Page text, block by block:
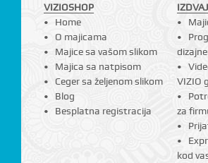
VIZIOSHOP
Home
O majicama
Majice sa vašom slikom
Majica sa natpisom
Ceger sa željenom slikom
Blog
Besplatna registracija
VIZIO
za
kod